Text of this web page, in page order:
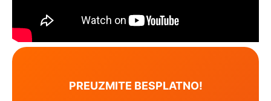
PREUZMITE BESPLATNO!